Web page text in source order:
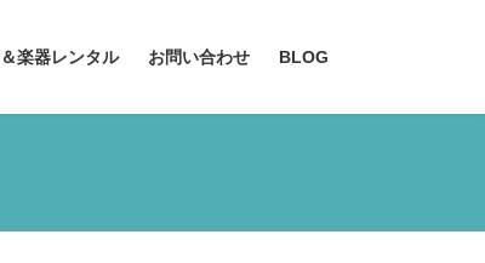
楽器レンタル お問い合わせ BLOG